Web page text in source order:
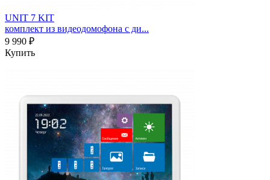
UNIT 7 KIT
комплект из видеодомофона с ди...
9 990 ₽
Купить